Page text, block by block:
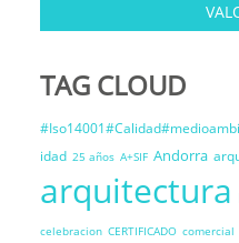
TAG CLOUD
idad 25 años A+SIF Andorra
arquitectura
celebracion CERTIFICADO comercial